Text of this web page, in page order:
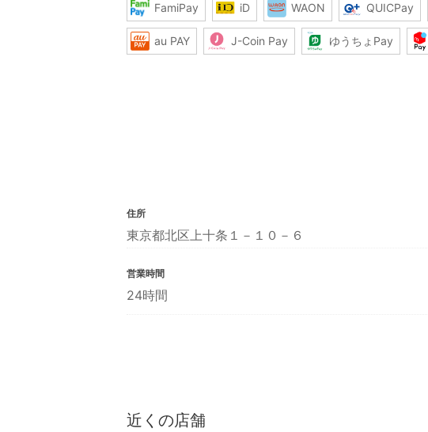
FamiPay iD WAON QUICPay
au PAY J-Coin Pay ゆうちょPay
住所
東京都北区上十条１－１０－６
営業時間
24時間
近くの店舗